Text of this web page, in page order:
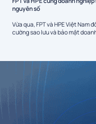
nguyên số
Vừa qua, FPT và HPE Việt Nam
cường sao lưu và bảo mật